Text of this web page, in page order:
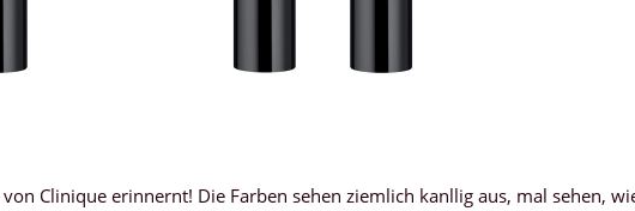
von Clinique erinnernt! Die Farben sehen ziemlich kanllig aus, mal sehen,